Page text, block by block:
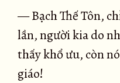
— Bạch Thế Tôn,
lần, người kia do
thấy khổ ưu, còn
giáo!